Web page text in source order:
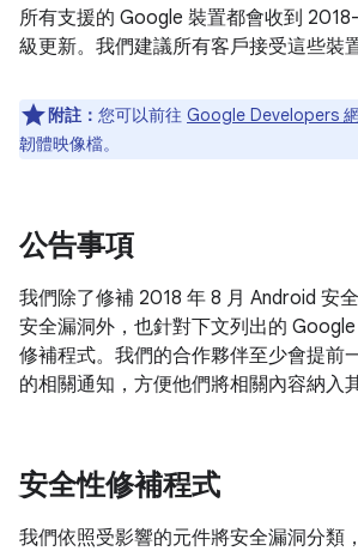
所有支援的 Google 裝置都會收到
級更新。我們建議所有客戶接受這些裝
附註： 您可以前往 Google Developers
韌體映像檔。
公告事項
我們除了修補 2018 年 8 月 Android 安
安全漏洞外，也針對下文列出的
修補程式。我們的合作夥伴至少會提前
的相關通知，方便他們將相關內容納入
安全性修補程式
我們依照受影響的元件將安全漏洞分類